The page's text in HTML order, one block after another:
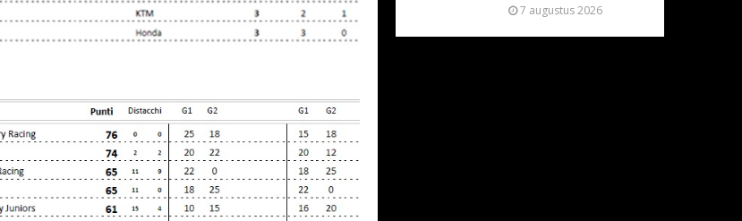
7 augustus 2026